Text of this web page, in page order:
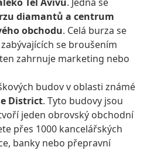
diamantů a centrum
obchodu. Celá burza se
se broušením
zahrnuje marketing nebo
budov v oblasti známé
District. Tyto budovy jsou
jeden obrovský obchodní
přes 1000 kancelářských
banky nebo přepravní